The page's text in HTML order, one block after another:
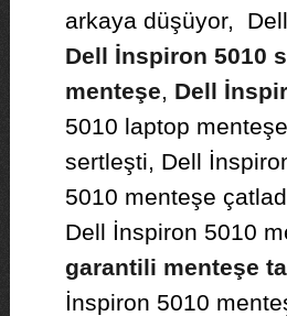
arkaya düşüyor,
Dell İnspiron 5010
menteşe, Dell
5010 laptop
sertleşti, Dell
5010 menteşe
Dell İnspiron 5010
garantili menteşe
İnspiron 5010